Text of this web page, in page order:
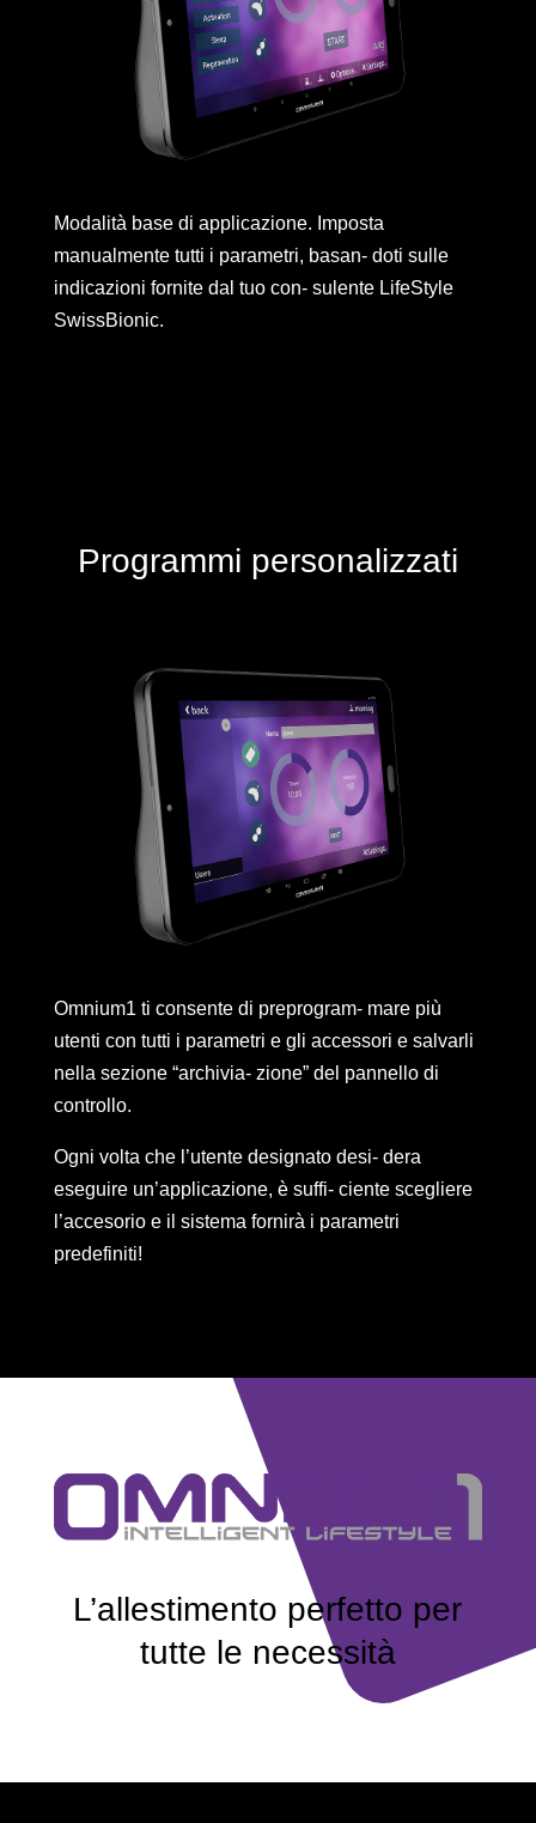
Modalità base di applicazione. Imposta
manualmente tutti i parametri, basan- doti sulle
indicazioni fornite dal tuo con- sulente LifeStyle
SwissBionic.
Programmi personalizzati
Omnium1 ti consente di preprogram- mare più
utenti con tutti i parametri e gli accessori e salvarli
nella sezione “archivia- zione” del pannello di
controllo.
Ogni volta che l’utente designato desi- dera
eseguire un’applicazione, è suffi- ciente scegliere
l’accesorio e il sistema fornirà i parametri
predefiniti!
L’allestimento perfetto per
tutte le necessità